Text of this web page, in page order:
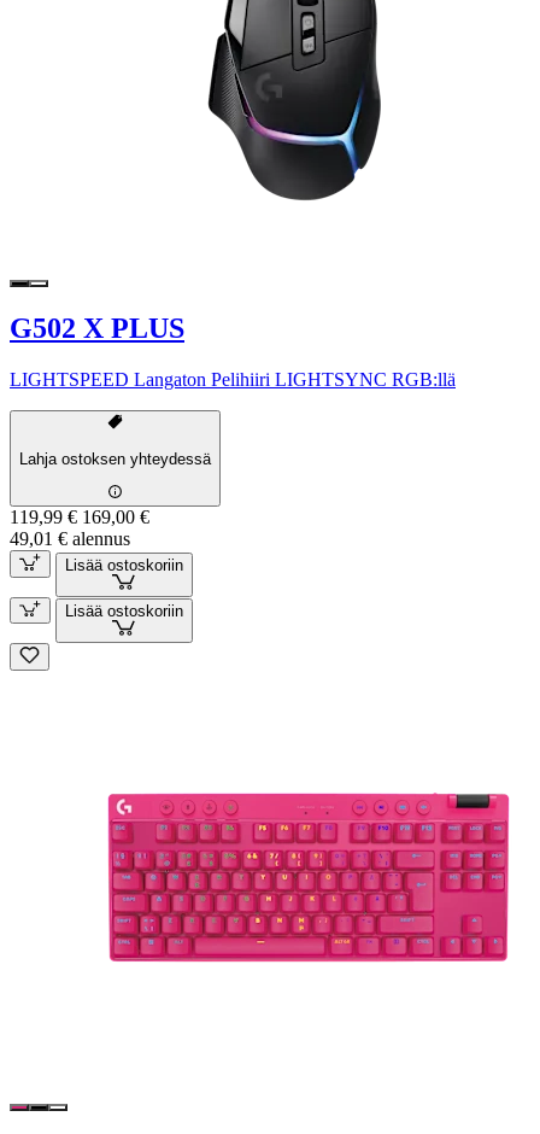
G502 X PLUS
LIGHTSPEED Langaton Pelihiiri LIGHTSYNC RGB:llä
Lahja ostoksen yhteydessä
119,99 € 169,00 €
49,01 € alennus
Lisää ostoskoriin
Lisää ostoskoriin